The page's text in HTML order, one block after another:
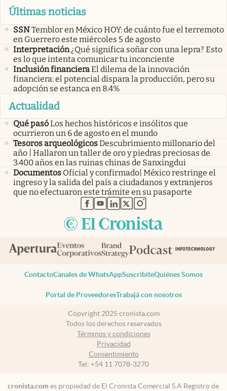
Últimas noticias
SSNTemblor en México HOY: de cuánto fue el terremoto
en Guerrero este miércoles 5 de agosto
Interpretación ¿Qué significa soñar con una lepra? Esto
es lo que intenta comunicar tu inconciente
Inclusión financieraEl dilema de la innovación
financiera: el potencial dispara la producción, pero su
adopción se estanca en 8.4%
Actualidad
Qué pasóLos hechos históricos e insólitos que
ocurrieron un 6 de agosto en el mundo
Tesoros arqueológicosDescubrimiento millonario del
año | Hallaron un taller de oro y piedras preciosas de
3.400 años en las ruinas chinas de Sanxingdui
Documentos Oficial y confirmado| México restringe el
ingreso y la salida del país a ciudadanos y extranjeros
que no efectuaron este trámite en su pasaporte
abre en nueva pestaña
abre en nueva pestaña
abre en nueva pestaña
abre en nueva pestaña
abre en nueva pestaña
ContactoCanales de WhatsAppSuscribiteQuiénes Somos
Portal de ProveedoresTrabajá con nosotros
Copyright 2025 cronista.com
Todos los derechos reservados
Términos y condiciones
Privacidad
Consentimiento
Tel: +54 11 7078-3270
cronista.com es propiedad de El Cronista Comercial S.A Registro de